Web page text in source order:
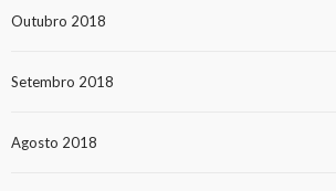
Outubro 2018
Setembro 2018
Agosto 2018